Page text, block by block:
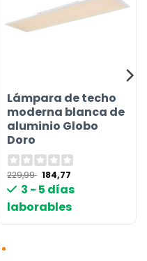
Lámpara de techo
moderna blanca de
aluminio Globo
Doro
229,99 El
precio
original
229,99 €.
184,77
actual
3 - 5 días
laborables